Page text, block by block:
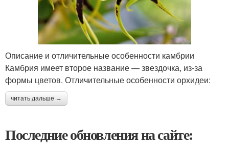
Описание и отличительные особенности камбрии
Камбрия имеет второе название — звездочка, из-за
формы цветов. Отличительные особенности орхидеи:
читать дальше →
Последние обновления на сайте: